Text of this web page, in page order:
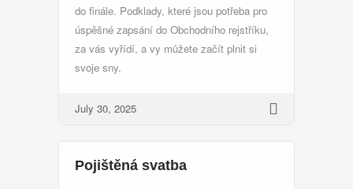
do finále. Podklady, které jsou potřeba pro
úspěšné zapsání do Obchodního rejstříku,
za vás vyřídí, a vy můžete začít plnit si
svoje sny.
July 30, 2025
Pojištěná svatba